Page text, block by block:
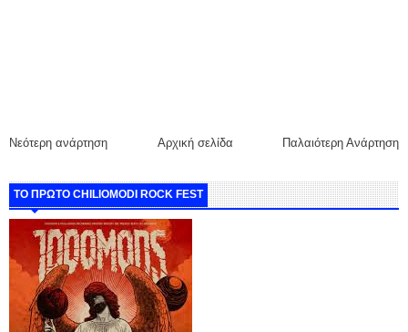
Νεότερη ανάρτηση Παλαιότερη Ανάρτηση
Αρχική σελίδα
ΤΟ ΠΡΩΤΟ CHILIOMODI ROCK FEST